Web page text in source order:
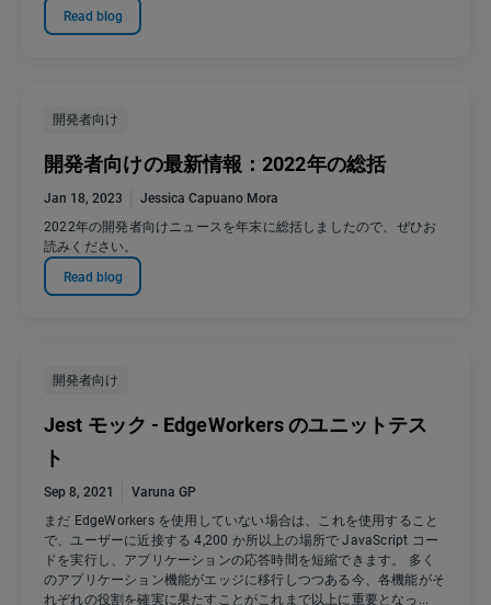
Read blog
開発者向け
開発者向けの最新情報：2022年の総括
Jan 18, 2023
Jessica Capuano Mora
2022年の開発者向けニュースを年末に総括しましたので、ぜひお
読みください。
Read blog
開発者向け
Jest モック - EdgeWorkers のユニットテス
ト
Sep 8, 2021
Varuna GP
まだ EdgeWorkers を使用していない場合は、これを使用すること
で、ユーザーに近接する 4,200 か所以上の場所で JavaScript コー
ドを実行し、アプリケーションの応答時間を短縮できます。 多く
のアプリケーション機能がエッジに移行しつつある今、各機能がそ
れぞれの役割を確実に果たすことがこれまで以上に重要となっ...